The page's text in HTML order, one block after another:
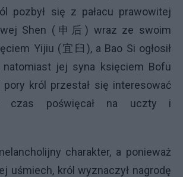
pozbył się z pałacu prawowitej
Shen (申后) wraz ze swoim
Yijiu (宜臼), a Bao Si ogłosił
natomiast jej syna księciem Bofu
król przestał się interesować
czas poświęcał na uczty i
charakter, a ponieważ
uśmiech, król wyznaczył nagrodę